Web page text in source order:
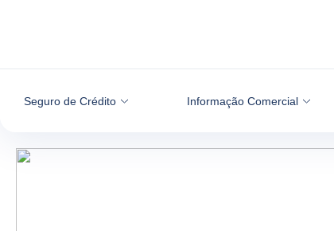
Seguro de Crédito Informação Comercial